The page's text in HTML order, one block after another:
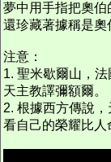
夢中用手指把奧
還珍藏著據稱是奧
注意：
1. 聖米歇爾山，
天主教譯彌額爾。
2. 根據西方傳說
看自己的榮耀比人